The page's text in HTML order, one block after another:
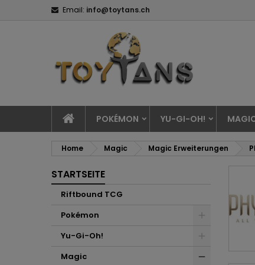
Email: info@toytans.ch
POKÉMON YU-GI-OH!
Home Magic Magic Erweiterungen
STARTSEITE
Riftbound TCG
Pokémon
Yu-Gi-Oh!
Magic